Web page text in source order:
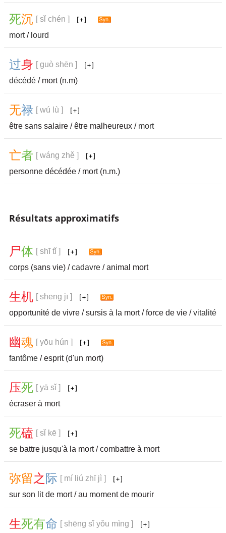
死沉 [ sǐ chén ]
mort/ lourd
过身 [ guò shēn ]
décédé / mort (n.m)
无禄 [ wú lù ]
être sans salaire / être malheureux / mort
亡者 [ wáng zhě ]
personne décédée / mort (n.m.)
Résultats approximatifs
尸体 [ shī tǐ ]
corps (sans vie) /cadavre / animal mort
生机 [ shēng jī ]
opportunité de vivre / sursis à la mort / force de vie /vitalité
幽魂 [ yōu hún ]
fantôme / esprit (d'un mort)
压死 [ yā sǐ ]
écraser à mort
死磕 [ sǐ kē ]
se battre jusqu'à la mort / combattre à mort
弥留之 际 [ mí liú zhī jì ]
sur son lit de mort / au moment de mourir
生死有命 [ shēng sǐ yǒu mìng ]